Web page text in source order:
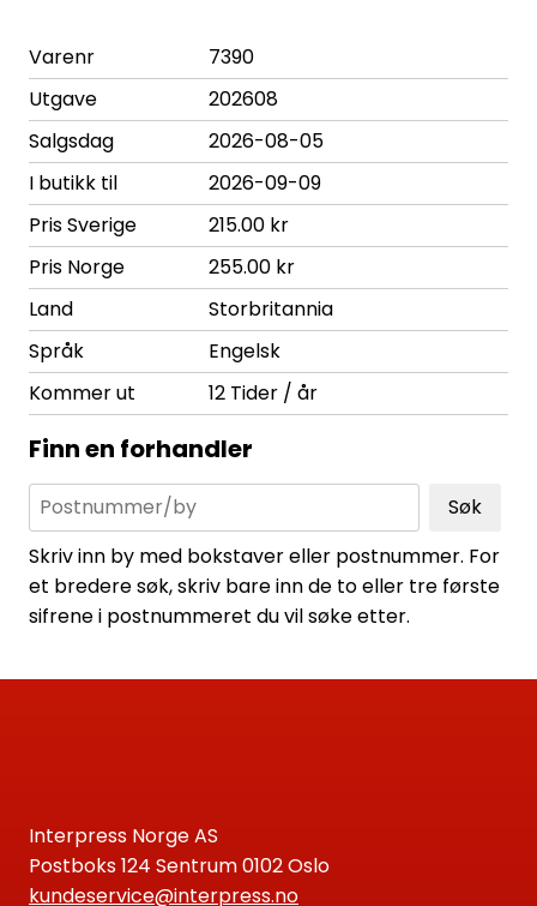
Varenr
7390
Utgave
202608
Salgsdag
2026-08-05
I butikk til
2026-09-09
Pris Sverige
215.00 kr
Pris Norge
255.00 kr
Land
Storbritannia
Språk
Engelsk
Kommer ut
12 Tider / år
Finn en forhandler
Søk
Skriv inn by med bokstaver eller postnummer. For
et bredere søk, skriv bare inn de to eller tre første
sifrene i postnummeret du vil søke etter.
Interpress Norge AS
Postboks 124 Sentrum 0102 Oslo
kundeservice@interpress.no